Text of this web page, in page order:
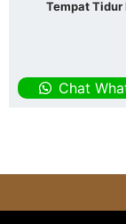
Tempat Tidur
Chat